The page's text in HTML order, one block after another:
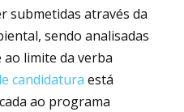
submetidas através da
sendo analisadas
limite da verba
candidatura está
ao programa